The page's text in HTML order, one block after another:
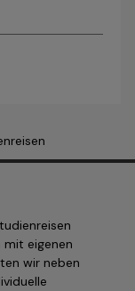
mit eigenen
wir neben